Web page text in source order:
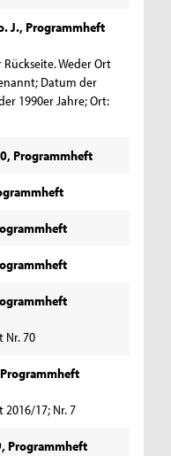
J., Programmheft
Weder Ort
Datum der
1990er Jahre; Ort:
Programmheft
Nr. 70
2016/17; Nr. 7
Programmheft